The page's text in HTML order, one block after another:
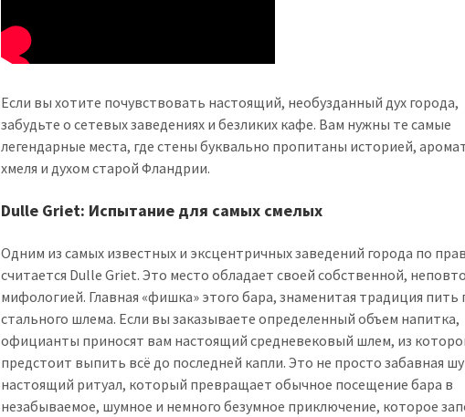
Если вы хотите почувствовать настоящий, необузданный дух города,
забудьте о сетевых заведениях и безликих кафе. Вам нужны те самые
легендарные места, где стены буквально пропитаны историей,
хмеля и духом старой Фландрии.
Dulle Griet: Испытание для самых смелых
Одним из самых известных и эксцентричных заведений города по
считается Dulle Griet. Это место обладает своей собственной,
мифологией. Главная «фишка» этого бара, знаменитая традиция пить
стального шлема. Если вы заказываете определенный объем напитка,
официанты приносят вам настоящий средневековый шлем, из
предстоит выпить всё до последней капли. Это не просто забавная
настоящий ритуал, который превращает обычное посещение бара в
незабываемое, шумное и немного безумное приключение, которое